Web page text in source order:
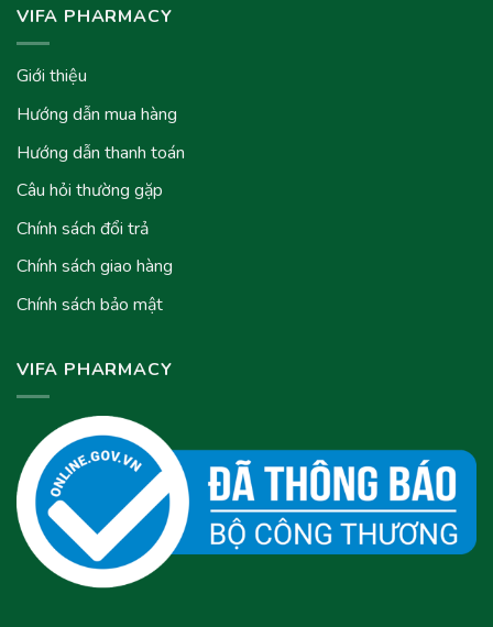
VIFA PHARMACY
Giới thiệu
Hướng dẫn mua hàng
Hướng dẫn thanh toán
Câu hỏi thường gặp
Chính sách đổi trả
Chính sách giao hàng
Chính sách bảo mật
VIFA PHARMACY